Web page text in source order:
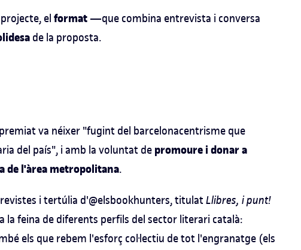
el format —que combina entrevista i conversa
de la proposta.
va néixer "fugint del barcelonacentrisme que
del país", i amb la voluntat de promoure i donar a
de l'àrea metropolitana.
i tertúlia d'@elsbookhunters, titulatLlibres, i punt!
la feina de diferents perfils del sector literari català:
els que rebem l'esforç col·lectiu de tot l'engranatge (els